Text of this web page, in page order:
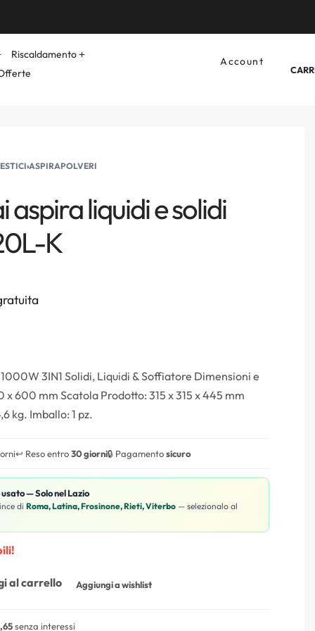
Riscaldamento
Account
›ASPIRAPOLVERI
aspira liquidi e solidi
K
3IN1 Solidi, Liquidi & Soffiatore Dimensioni e
600 mm Scatola Prodotto: 315 x 315 x 445 mm
kg. Imballo: 1 pz.
↩️ Reso entro30 giorni🔒 Pagamentosicuro
— Solo nel Lazio
di Roma, Latina, Frosinone, Rieti, Viterbo — selezionalo al
al carrello Aggiungi a wishlist
senza interessi